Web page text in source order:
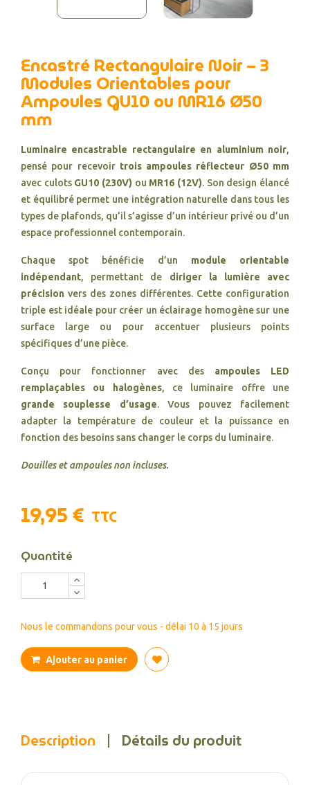
Encastré Rectangulaire Noir – 3
Modules Orientables pour
Ampoules GU10 ou MR16 Ø50
mm
Luminaire encastrable rectangulaire en aluminium noir,
pensé pour recevoir trois ampoules réflecteur Ø50 mm
avec culots GU10 (230V) ou MR16 (12V). Son design élancé
et équilibré permet une intégration naturelle dans tous les
types de plafonds, qu’il s’agisse d’un intérieur privé ou d’un
espace professionnel contemporain.
Chaque spot bénéficie d’un module orientable
indépendant, permettant de diriger la lumière avec
précision vers des zones différentes. Cette configuration
triple est idéale pour créer un éclairage homogène sur une
surface large ou pour accentuer plusieurs points
spécifiques d’une pièce.
Conçu pour fonctionner avec des ampoules LED
remplaçables ou halogènes, ce luminaire offre une
grande souplesse d’usage. Vous pouvez facilement
adapter la température de couleur et la puissance en
fonction des besoins sans changer le corps du luminaire.
Douilles et ampoules non incluses.
19,95 € TTC
Quantité
Nous le commandons pour vous - délai 10 à 15 jours
Ajouter au panier
Description Détails du produit